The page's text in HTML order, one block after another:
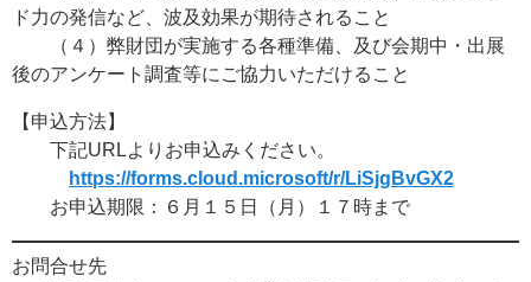
ド力の発信など、波及効果が期待されること
（４）弊財団が実施する各種準備、及び会期中・出展
後のアンケート調査等にご協力いただけること
【申込方法】
下記URLよりお申込みください。
https://forms.cloud.microsoft/r/LiSjgBvGX2
お申込期限：６月１５日（月）１７時まで
お問合せ先